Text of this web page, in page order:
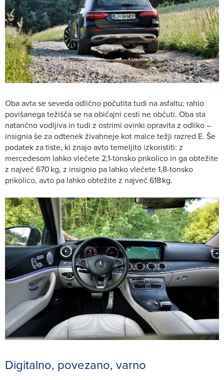
Oba avta se seveda odlično počutita tudi na asfaltu; rahlo
povišanega težišča se na običajni cesti ne občuti. Oba sta
natančno vodljiva in tudi z ostrimi ovinki opravita z odliko –
insignia še za odtenek živahneje kot malce težji razred E. Še
podatek za tiste, ki znajo avto temeljito izkoristiti: z
mercedesom lahko vlečete 2,1-tonsko prikolico in ga obtežite
z največ 670 kg, z insignio pa lahko vlečete 1,8-tonsko
prikolico, avto pa lahko obtežite z največ 618 kg.
Digitalno, povezano, varno